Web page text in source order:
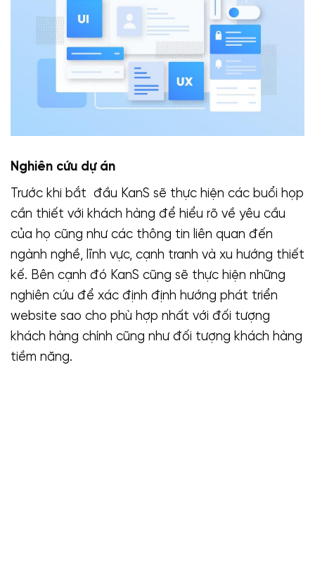
Nghiên cứu dự án
Trước khi bắt đầu KanS sẽ thực hiện các buổi họp
cần thiết với khách hàng để hiểu rõ về yêu cầu
của họ cũng như các thông tin liên quan đến
ngành nghề, lĩnh vực, cạnh tranh và xu hướng thiết
kế. Bên cạnh đó KanS cũng sẽ thực hiện những
nghiên cứu để xác định định hướng phát triển
website sao cho phù hợp nhất với đối tượng
khách hàng chính cũng như đối tượng khách hàng
tiềm năng.